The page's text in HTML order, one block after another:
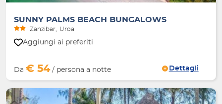
SUNNY PALMS BEACH BUNGALOWS
Zanzibar Uroa
Aggiungi ai preferiti
Da € 54/ persona a notte Dettagli